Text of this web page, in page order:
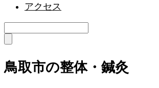
アクセス
鳥取市の整体・鍼灸